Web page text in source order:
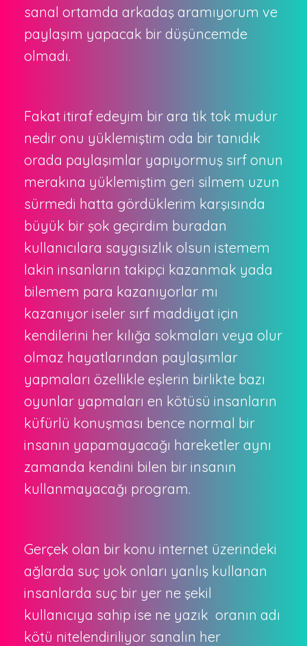
sanal ortamda arkadaş aramıyorum ve
paylaşım yapacak bir düşüncemde
olmadı.
Fakat itiraf edeyim bir ara tik tok mudur
nedir onu yüklemiştim oda bir tanıdık
orada paylaşımlar yapıyormuş sırf onun
merakına yüklemiştim geri silmem uzun
sürmedi hatta gördüklerim karşısında
büyük bir şok geçirdim buradan
kullanıcılara saygısızlık olsun istemem
lakin insanların takipçi kazanmak yada
bilemem para kazanıyorlar mı
kazanıyor iseler sırf maddiyat için
kendilerini her kılığa sokmaları veya olur
olmaz hayatlarından paylaşımlar
yapmaları özellikle eşlerin birlikte bazı
oyunlar yapmaları en kötüsü insanların
küfürlü konuşması bence normal bir
insanın yapamayacağı hareketler aynı
zamanda kendini bilen bir insanın
kullanmayacağı program.
Gerçek olan bir konu internet üzerindeki
ağlarda suç yok onları yanlış kullanan
insanlarda suç bir yer ne şekil
kullanıcıya sahip ise ne yazık oranın adı
kötü nitelendiriliyor sanalın her